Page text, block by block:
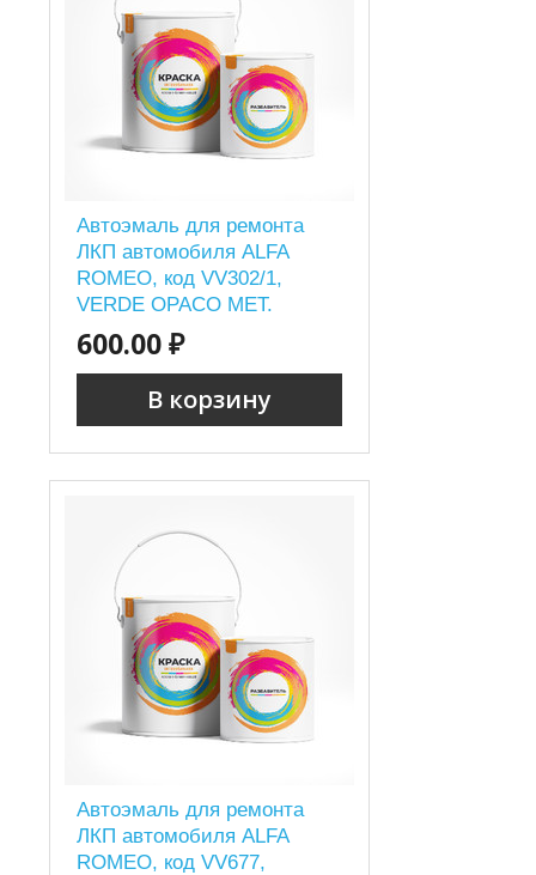
Автоэмаль для ремонта
ЛКП автомобиля ALFA
ROMEO, код VV302/1,
VERDE OPACO MET.
600.00 ₽
В корзину
Автоэмаль для ремонта
ЛКП автомобиля ALFA
ROMEO, код VV677,